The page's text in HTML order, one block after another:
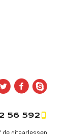
56 592